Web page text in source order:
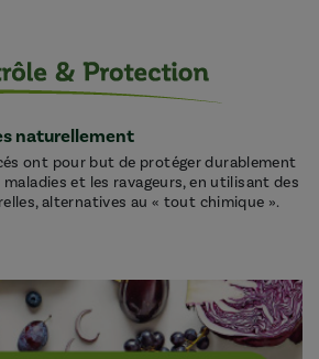
naturellement
ont pour but de protéger durablement
et les ravageurs, en utilisant des
alternatives au « tout chimique ».